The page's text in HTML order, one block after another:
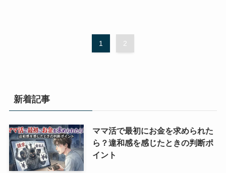
1 2
新着記事
ママ活で最初にお金を求められた
ら？違和感を感じたときの判断ポ
イント